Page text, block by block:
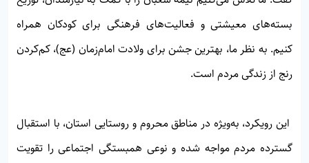
بسته‌های معیشتی و فعالیت‌های فرهنگی برای کودکان همراه
کنیم. به نظر ما، بهترین جشن برای ولادت امام‌زمان (عج)، کم‌کردن
رنج از زندگی مردم است.
این رویکرد، به‌ویژه در مناطق محروم و روستایی استان، با استقبال
گسترده مردم مواجه شده و نوعی همبستگی اجتماعی را تقویت